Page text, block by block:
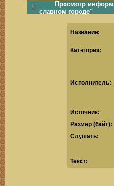
Просмотр
славном городе"
Название:
Категория:
Исполнитель:
Источник:
Размер (байт):
Cлушать:
Текст: